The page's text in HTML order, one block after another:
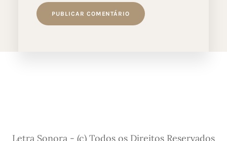
Letra Sonora - (c) Todos os Direitos Reservados